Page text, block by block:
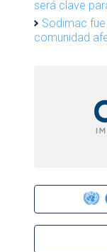
será clave
Sodimac
comunidad